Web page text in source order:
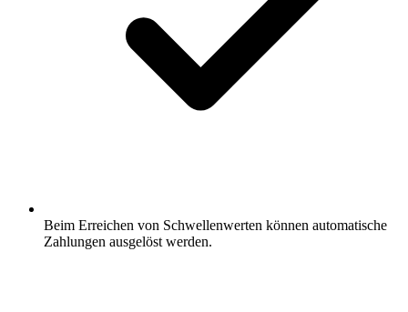
Beim Erreichen von Schwellenwerten können automatische
Zahlungen ausgelöst werden.